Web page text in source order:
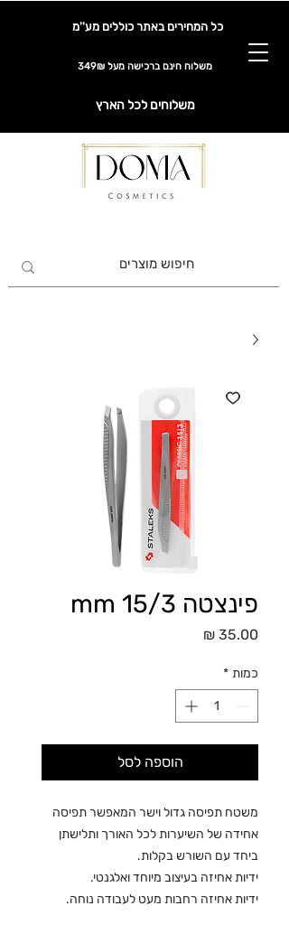
כל המחירים באתר כוללים מע''מ
משלוח חינם ברכישה מעל 349₪
משלוחים לכל הארץ
פינצטה 15/3 mm
כמות *
הוספה לסל
משטח תפיסה גדול וישר המאפשר תפיסה
אחידה של השיערות לכל האורך ותלישתן
ביחד עם השורש בקלות.
ידיות אחיזה בעיצוב מיוחד ואלגנטי.
ידיות אחיזה רחבות מעט לעבודה נוחה.